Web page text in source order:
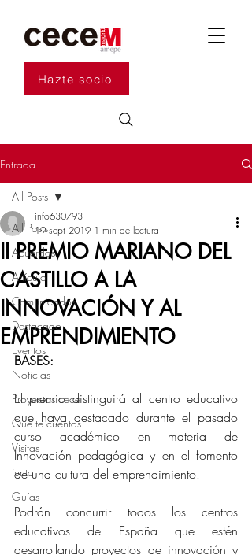
Hazte socio
Entrada
All Posts
Acuerdos
Artículo
Comunicados
Destacado
Eventos
Noticias
Proyectos cece
Qué te cuentas
Visitas
junta
Guías
All Posts
II PREMIO MARIANO DEL
CASTILLO A LA
INNOVACIÓN Y AL
EMPRENDIMIENTO
info630793
19 sept 2019 1 min de lectura
BASES:
El premio distinguirá al centro educativo
que haya destacado durante el pasado
curso académico en materia de
Innovación pedagógica y en el fomento
de una cultura del emprendimiento.
Podrán concurrir todos los centros
educativos de España que estén
desarrollando proyectos de innovación y